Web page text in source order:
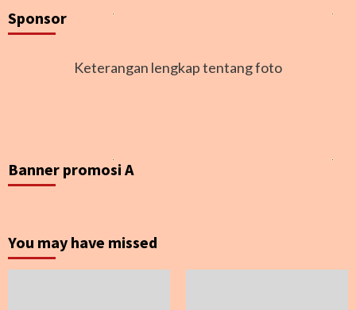
Sponsor
Keterangan lengkap tentang foto
Banner promosi A
You may have missed